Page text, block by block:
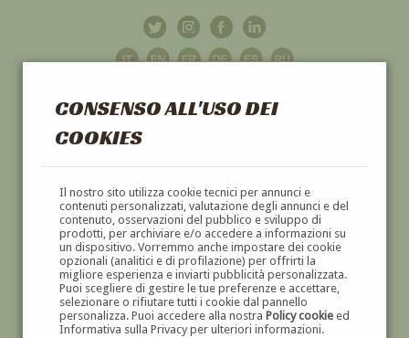
CONSENSO ALL'USO DEI
COOKIES
Il nostro sito utilizza cookie tecnici per annunci e
contenuti personalizzati, valutazione degli annunci e del
contenuto, osservazioni del pubblico e sviluppo di
prodotti, per archiviare e/o accedere a informazioni su
un dispositivo. Vorremmo anche impostare dei cookie
opzionali (analitici e di profilazione) per offrirti la
migliore esperienza e inviarti pubblicità personalizzata.
Puoi scegliere di gestire le tue preferenze e accettare,
selezionare o rifiutare tutti i cookie dal pannello
personalizza. Puoi accedere alla nostra Policy cookieed
Informativa sulla Privacy per ulteriori informazioni.
GALLERIAD'ARTE
DIPINTI E SCULTURE '800 E '900